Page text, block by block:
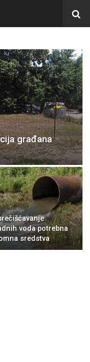
građana
voda potrebna
sredstva